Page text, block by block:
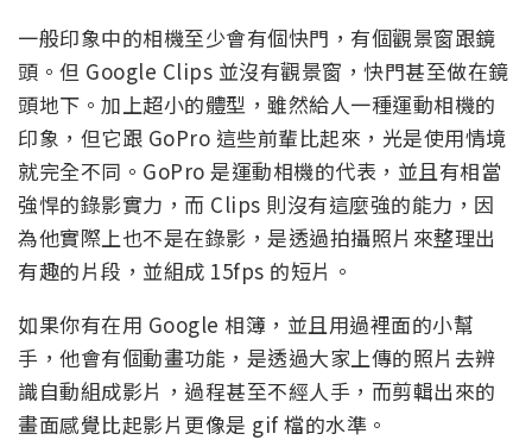
一般印象中的相機至少會有個快門，有個觀景窗跟鏡
頭。但 Google Clips 並沒有觀景窗，快門甚至做在鏡
頭地下。加上超小的體型，雖然給人一種運動相機的
印象，但它跟 GoPro 這些前輩比起來，光是使用情境
就完全不同。GoPro 是運動相機的代表，並且有相當
強悍的錄影實力，而 Clips 則沒有這麼強的能力，因
為他實際上也不是在錄影，是透過拍攝照片來整理出
有趣的片段，並組成 15fps 的短片。
如果你有在用 Google 相簿，並且用過裡面的小幫
手，他會有個動畫功能，是透過大家上傳的照片去辨
識自動組成影片，過程甚至不經人手，而剪輯出來的
畫面感覺比起影片更像是 gif 檔的水準。